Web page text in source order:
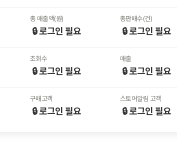
총 매출액(원)
🔒 로그인 필요
총판매수(건)
🔒 로그인 필요
조회수
🔒 로그인 필요
매출
🔒 로그인 필요
구매고객
🔒 로그인 필요
스토어알림 고객
🔒 로그인 필요